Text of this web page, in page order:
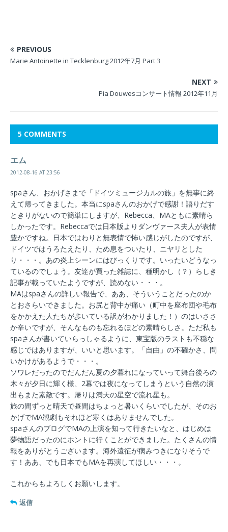
PREVIOUS
Marie Antoinette in Tecklenburg 2012年7月 Part 3
NEXT
Pia Douwesコンサート情報 2012年11月
5 COMMENTS
エム
2012-08-16 AT 23:56
spaさん、おかげさまで「ドイツミュージカルの旅」を無事に終
えて帰ってきました。本当にspaさんのおかげで感謝！語りだす
ときりがないので簡単にしますが、Rebecca、MAともに素晴ら
しかったです。Rebeccaでは日本版よりダンヴァース夫人が表情
豊かですね。日本ではわりと無表情で怖い感じがしたのですが、
ドイツではうろたえたり、ため息をついたり、ニヤリとした
り・・・。あの炎上シーンにはびっくりです。いったいどうなっ
ているのでしょう。友達が買った雑誌に、種明かし（？）らしき
記事が載っていたようですが、読めない・・・。
MAはspaさんの詳しい報告で、ああ、そういうことだったのか
とおさらいできました。お尻と背中が痛い（町中を座布団や毛布
をかかえた人たちが歩いている訳がわかりました！）のはいささ
か辛いですが、そんなものも忘れるほどの素晴らしさ。ただ私も
spaさんが書いていらっしゃるように、東宝版のラストも不穏な
感じではありますが、いいと思います。「自由」の不確かさ、問
いかけがあるようで・・・。
ソワレだったのでだんだん夏の夕暮れになっていって舞台後ろの
木々が夕日に輝く様、2幕では夜になってしまうという自然の演
出もまた素敵です。帰りは満天の星空で流れ星も。
旅の間ずっと晴天で昼間はちょっと暑いくらいでしたが、そのお
かげでMA観劇もそれほど寒くはありませんでした。
spaさんのブログでMAの上演を知って行きたいなと、はじめは
夢物語だったのにホントに行くことができました。たくさんの情
報をありがとうございます。海外遠征が病みつきになりそうで
す！ああ、でも日本でもMAを再演してほしい・・・。
これからもよろしくお願いします。
返信